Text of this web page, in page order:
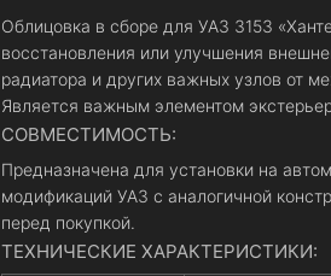
Облицовка в сборе для УАЗ 3153
восстановления или улучшения
радиатора и других важных узлов от
Является важным элементом
СОВМЕСТИМОСТЬ:
Предназначена для установки на
модификаций УАЗ с аналогичной
перед покупкой.
ТЕХНИЧЕСКИЕ ХАРАКТЕРИСТИКИ: